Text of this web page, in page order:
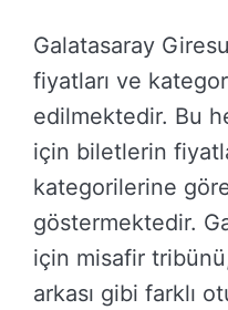
Galatasaray
fiyatları ve
edilmektedir. Bu
için biletlerin
kategorilerine göre
göstermektedir.
için misafir
arkası gibi farklı